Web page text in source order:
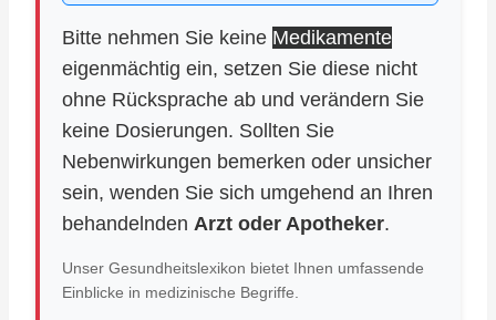
Bitte nehmen Sie keine Medikamente
eigenmächtig ein, setzen Sie diese nicht
ohne Rücksprache ab und verändern Sie
keine Dosierungen. Sollten Sie
Nebenwirkungen bemerken oder unsicher
sein, wenden Sie sich umgehend an Ihren
behandelnden Arzt oder Apotheker.
Unser Gesundheitslexikon bietet Ihnen umfassende
Einblicke in medizinische Begriffe.